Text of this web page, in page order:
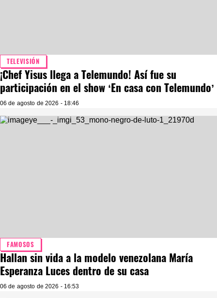
TELEVISIÓN
¡Chef Yisus llega a Telemundo! Así fue su
participación en el show ‘En casa con Telemundo’
06 de agosto de 2026 - 18:46
FAMOSOS
Hallan sin vida a la modelo venezolana María
Esperanza Luces dentro de su casa
06 de agosto de 2026 - 16:53